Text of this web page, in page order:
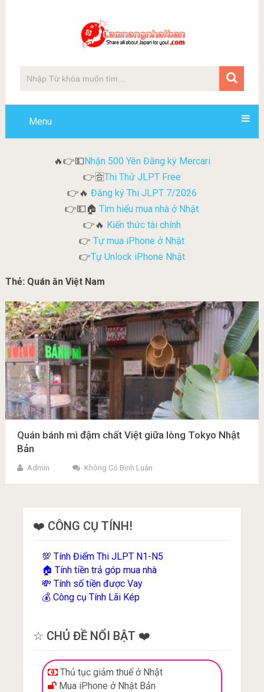
Menu
🔥👉💵Nhận 500 Yên Đăng ký Mercari
👉🈴Thi Thử JLPT Free
👉🔥 Đăng ký Thi JLPT 7/2026
👉💵🏠Tìm hiểu mua nhà ở Nhật
👉🔥 Kiến thức tài chính
👉 Tự mua iPhone ở Nhật
👉Tự Unlock iPhone Nhật
Thẻ: Quán ăn Việt Nam
Quán bánh mì đậm chất Việt giữa lòng Tokyo Nhật
Bản
Admin Không Có Bình Luận
❤️ CÔNG CỤ TÍNH!
💯Tính Điểm Thi JLPT N1-N5
🏠Tính tiền trả góp mua nhà
💸Tính số tiền được Vay
💰Công cụ Tính Lãi Kép
☆ CHỦ ĐỀ NỔI BẬT ❤️
Thủ tục giảm thuế ở Nhật
Mua iPhone ở Nhật Bản